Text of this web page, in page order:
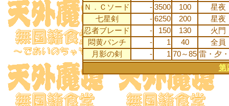
Ｎ．Ｃソード
- 3500 100
星夜
七星剣
- 6250 200
星夜
忍者ブレード
- 150 130
火門
悶黄パンチ
- 1 40
全員
月影の剣
- 1 70～85 雷・夕
第